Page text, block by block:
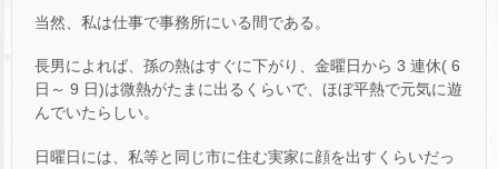
当然、私は仕事で事務所にいる間である。
長男によれば、孫の熱はすぐに下がり、金曜日から 3 連休( 6
日～ 9 日)は微熱がたまに出るくらいで、ほぼ平熱で元気に遊
んでいたらしい。
日曜日には、私等と同じ市に住む実家に顔を出すくらいだっ